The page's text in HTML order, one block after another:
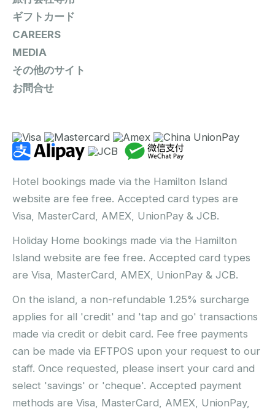
ギフトカード
CAREERS
MEDIA
その他のサイト
お問合せ
Hotel bookings made via the Hamilton Island
website are fee free. Accepted card types are
Visa, MasterCard, AMEX, UnionPay & JCB.
Holiday Home bookings made via the Hamilton
Island website are fee free. Accepted card types
are Visa, MasterCard, AMEX, UnionPay & JCB.
On the island, a non-refundable 1.25% surcharge
applies for all 'credit' and 'tap and go' transactions
made via credit or debit card. Fee free payments
can be made via EFTPOS upon your request to our
staff. Once requested, please insert your card and
select 'savings' or 'cheque'. Accepted payment
methods are Visa, MasterCard, AMEX, UnionPay,